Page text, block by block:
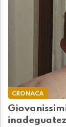
CRONACA